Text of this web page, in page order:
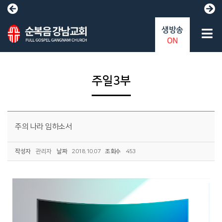
주일3부
주의 나라 임하소서
작성자 관리자 날짜 2018.10.07 조회수 453
생방송
ON